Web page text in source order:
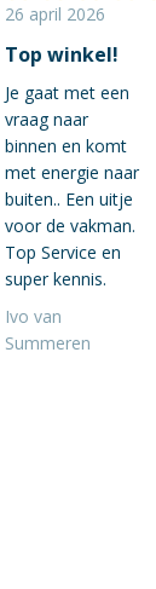
26 april 2026
Top winkel!
Je gaat met een
vraag naar
binnen en komt
met energie naar
buiten.. Een uitje
voor de vakman.
Top Service en
super kennis.
Ivo van
Summeren